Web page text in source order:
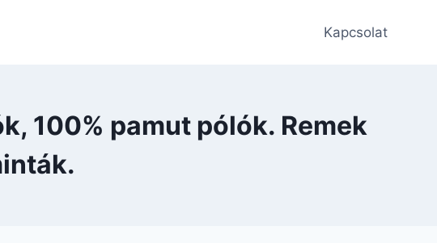
Kapcsolat
100% pamut pólók. Remek